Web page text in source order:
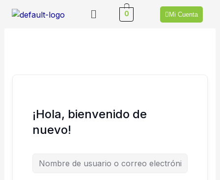
Menú 0 Mi Cuenta
¡Hola, bienvenido de
nuevo!